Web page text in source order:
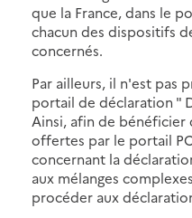
que la France, dans le
chacun des dispositifs
concernés.
Par ailleurs, il n'est pas
portail de déclaration "
Ainsi, afin de
offertes par le portail
concernant la
aux mélanges
procéder aux